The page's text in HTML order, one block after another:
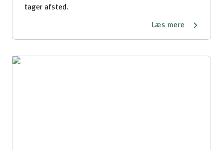
tager afsted.
Læs mere